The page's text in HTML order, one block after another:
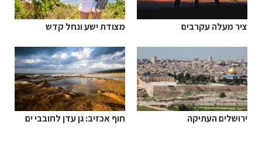
ציר מעלה עקרבים מצודת ישע ונחל קדש
ירושלים העתיקה חוף אכזיב: גן עדן לחובבי ים